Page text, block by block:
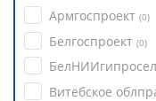
Армгоспроект (0)
Белгоспроект (0)
Витебское